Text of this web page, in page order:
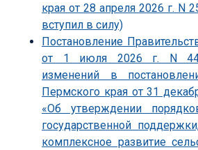
края от 28 апреля 2026 г. N
вступил в силу)
Постановление
от 1 июля 2026 г. N
изменений в
Пермского края от 31
«Об утверждении
государственной
комплексное развитие